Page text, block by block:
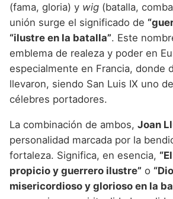
(fama, gloria) y wig (batalla,
unión surge el significado de
“ilustre en la batalla”. Este
emblema de realeza y poder en
especialmente en Francia, donde
llevaron, siendo San Luis IX uno
célebres portadores.
La combinación de ambos, Joan
personalidad marcada por la
fortaleza. Significa, en esencia,
propicio y guerrero ilustre” o
misericordioso y glorioso en la